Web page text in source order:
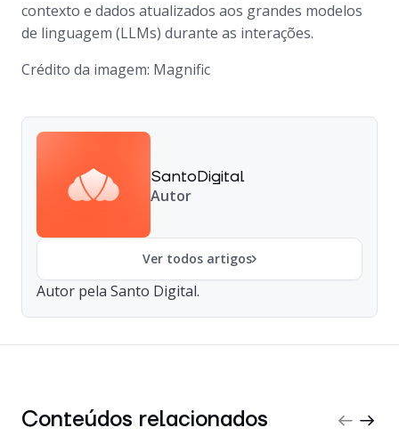
contexto e dados atualizados aos grandes modelos
de linguagem (LLMs) durante as interações.
Crédito da imagem: Magnific
SantoDigital
Autor
Ver todos artigos
Autor pela Santo Digital.
Conteúdos relacionados